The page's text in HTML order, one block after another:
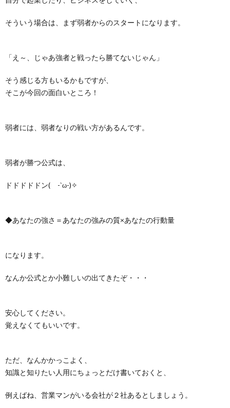
そういう場合は、まず弱者からのスタートになります。
「え～、じゃあ強者と戦ったら勝てないじゃん」
そう感じる方もいるかもですが、
そこが今回の面白いところ！
弱者には、弱者なりの戦い方があるんです。
弱者が勝つ公式は、
ドドドドドン( -`ω-)✧
◆あなたの強さ＝あなたの強みの質×あなたの行動量
になります。
なんか公式とか小難しいの出てきたぞ・・・
安心してください。
覚えなくてもいいです。
ただ、なんかかっこよく、
知識と知りたい人用にちょっとだけ書いておくと、
例えばね、営業マンがいる会社が２社あるとしましょう。